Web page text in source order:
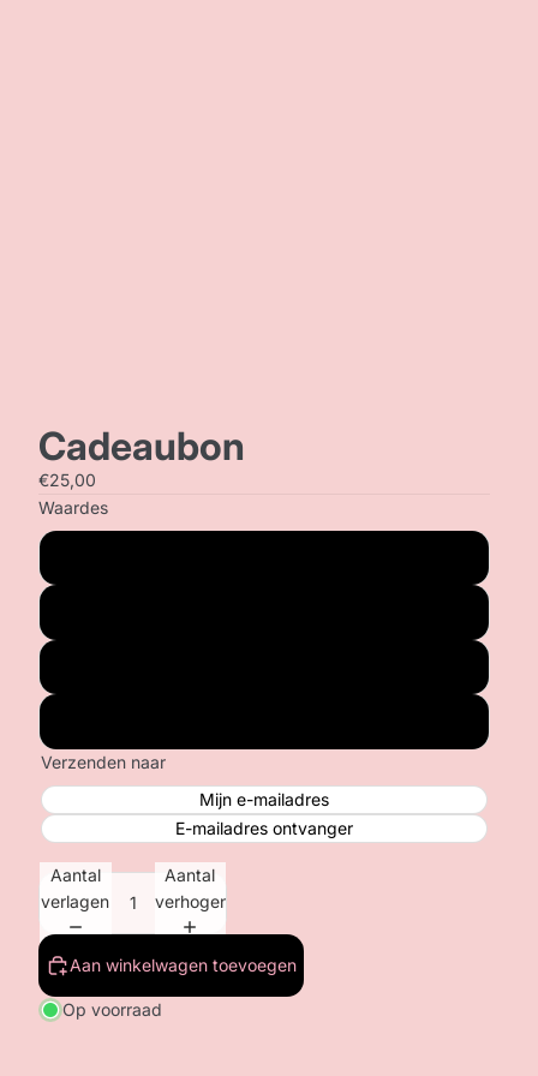
Cadeaubon
€25,00
Waardes
Verzenden naar
Mijn e-mailadres
E-mailadres ontvanger
Aantal
verlagen
Aantal
verhogen
Aan winkelwagen toevoegen
Op voorraad